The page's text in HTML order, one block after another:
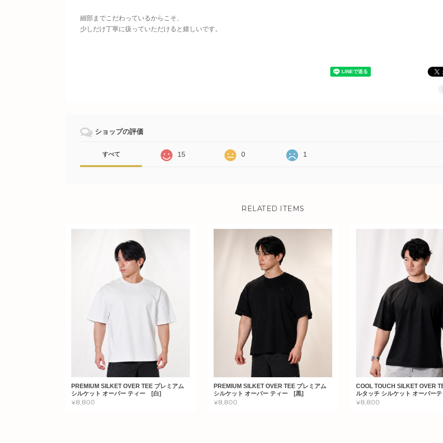
細部までこだわっているからこそ、
少しだけ丁寧に扱っていただけると嬉しいです。
ショップの評価
すべて 15 0 1
RELATED ITEMS
PREMIUM SILKET OVER TEE プレミアム
シルケット オーバー ティー [白]
¥8,800
PREMIUM SILKET OVER TEE プレミアム
シルケット オーバー ティー [黒]
¥8,800
COOL TOUCH SILKET OVER
ルタッチ シルケット オーバー
¥8,800